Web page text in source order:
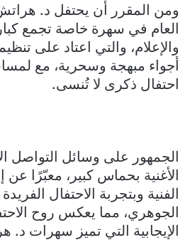
ومن المقرر أن يحتفل د. هراتش
العام في سهرة خاصة تجمع
والإعلام، والتي اعتاد على
أجواء مبهجة وسحرية، مع
احتفال ذكرى لا تُنسى.
الجمهور على وسائل التواصل
الأغنية بحماس كبير، معبّرًا عن
الفنية وبتجربة الاحتفال
الجوهري، مما يعكس روح
الإيجابية التي تميز سهرات د.